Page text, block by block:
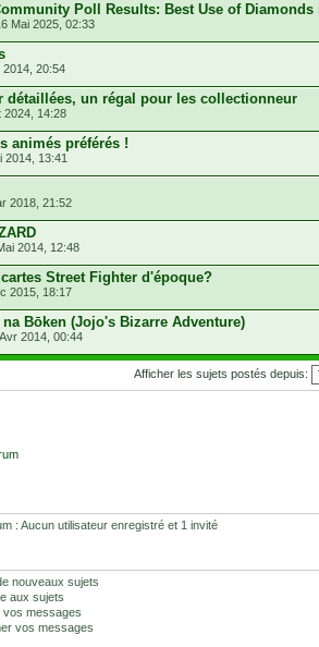
Poll Results: Best Use of Diamonds
Mai 2025, 02:33
20:54
détaillées, un régal pour les collectionneur
2024, 14:28
animés préférés !
2014, 13:41
2018, 21:52
2014, 12:48
Street Fighter d'époque?
2015, 18:17
Bōken (Jojo's Bizarre Adventure)
2014, 00:44
Afficher les sujets postés depuis:
: Aucun utilisateur enregistré et 1 invité
nouveaux sujets
aux sujets
vos messages
vos messages